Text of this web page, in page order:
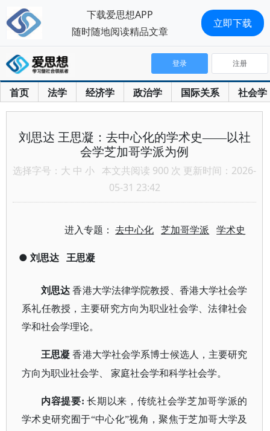
首页 法学 经济学 政治学 国际关系 社会学
登录 注册
刘思达 王思凝：去中心化的学术史——以社
会学芝加哥学派为例
选择字号： 大 中 小 本文共阅读 900 次 更新时间：2026-
05-31 23:42
进入专题：去中心化 芝加哥学派 学术史
● 刘思达 王思凝
刘思达 香港大学法律学院教授、香港大学社会学
系礼任教授，主要研究方向为职业社会学、法律社会
学和社会学理论。
王思凝 香港大学社会学系博士候选人，主要研究
方向为职业社会学、
家庭社会学和科学社会学。
内容提要:长期以来，传统社会学芝加哥学派的
学术史研究囿于“中心化”视角，聚焦于芝加哥大学及
下载爱思想APP
随时随地阅读精品文章
立即下载